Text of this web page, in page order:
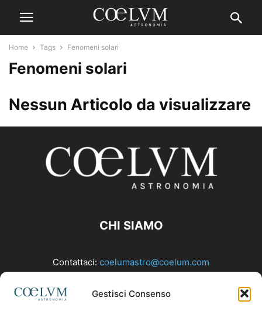
Gestisci Consenso
Home Tags Fenomeni solari
Fenomeni solari
Nessun Articolo da visualizzare
CHI SIAMO
Contattaci: coelumastro@coelum.com
SEGUICI